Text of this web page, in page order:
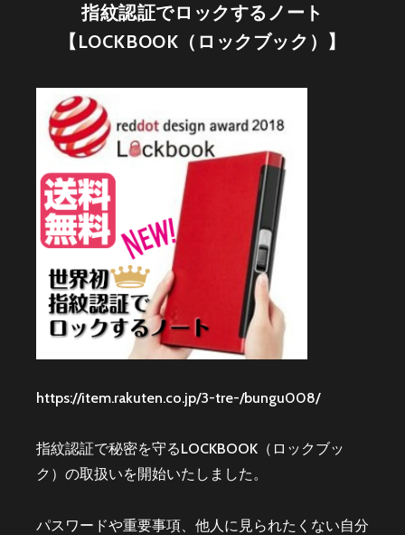
指紋認証でロックするノート
【LOCKBOOK（ロックブック）】
https://item.rakuten.co.jp/3-tre-/bungu008/
指紋認証で秘密を守るLOCKBOOK（ロックブッ
ク）の取扱いを開始いたしました。
パスワードや重要事項、他人に見られたくない自分